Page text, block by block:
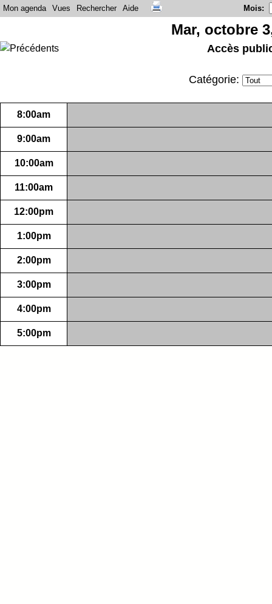
Mon agenda Vues Rechercher Aide Mois:
Mar, octobre
Accès
Catégorie:
8:00am
9:00am
10:00am
11:00am
12:00pm
1:00pm
2:00pm
3:00pm
4:00pm
5:00pm